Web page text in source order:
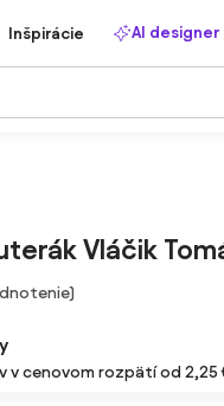
Inšpirácie AI designer
Vláčik
v cenovom rozpätí od 2,25